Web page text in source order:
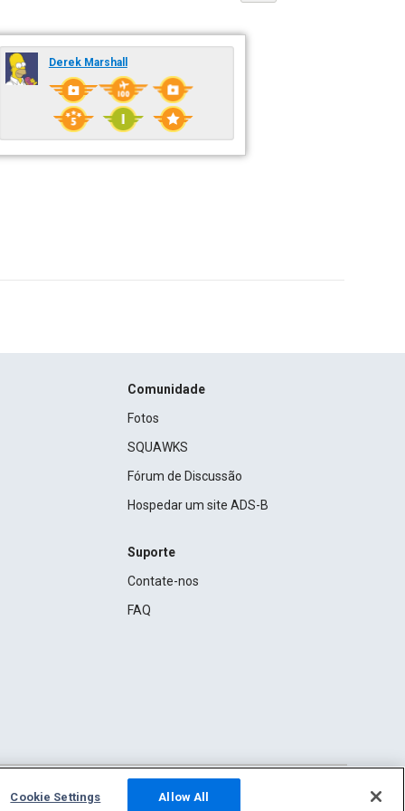
Derek Marshall
Comunidade
Fotos
SQUAWKS
Fórum de Discussão
Hospedar um site ADS-B
Suporte
Contate-nos
FAQ
Cookie Settings Allow All